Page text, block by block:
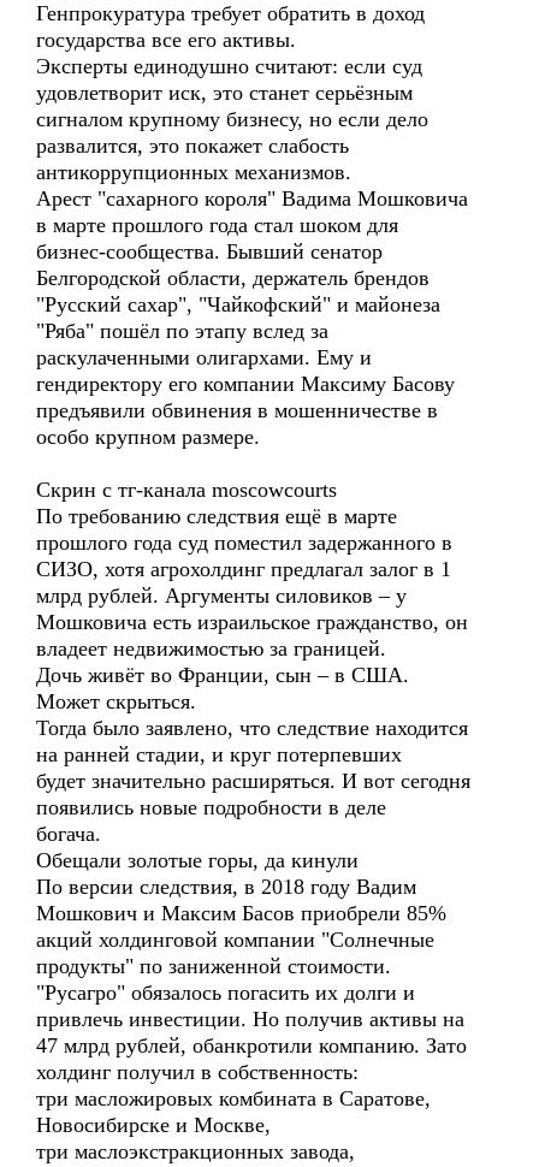
Генпрокуратура требует обратить в доход
государства все его активы.
Эксперты единодушно считают: если суд
удовлетворит иск, это станет серьёзным
сигналом крупному бизнесу, но если дело
развалится, это покажет слабость
антикоррупционных механизмов.
Арест "сахарного короля" Вадима Мошковича
в марте прошлого года стал шоком для
бизнес-сообщества. Бывший сенатор
Белгородской области, держатель брендов
"Русский сахар", "Чайкофский" и майонеза
"Ряба" пошёл по этапу вслед за
раскулаченными олигархами. Ему и
гендиректору его компании Максиму Басову
предъявили обвинения в мошенничестве в
особо крупном размере.
Скрин с тг-канала moscowcourts
По требованию следствия ещё в марте
прошлого года суд поместил задержанного в
СИЗО, хотя агрохолдинг предлагал залог в 1
млрд рублей. Аргументы силовиков – у
Мошковича есть израильское гражданство, он
владеет недвижимостью за границей.
Дочь живёт во Франции, сын – в США.
Может скрыться.
Тогда было заявлено, что следствие находится
на ранней стадии, и круг потерпевших
будет значительно расширяться. И вот сегодня
появились новые подробности в деле
богача.
Обещали золотые горы, да кинули
По версии следствия, в 2018 году Вадим
Мошкович и Максим Басов приобрели 85%
акций холдинговой компании "Солнечные
продукты" по заниженной стоимости.
"Русагро" обязалось погасить их долги и
привлечь инвестиции. Но получив активы на
47 млрд рублей, обанкротили компанию. Зато
холдинг получил в собственность:
три масложировых комбината в Саратове,
Новосибирске и Москве,
три маслоэкстракционных завода,